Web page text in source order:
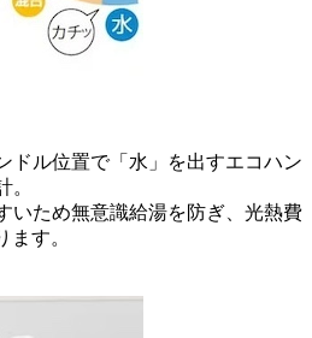
ドル位置で「水」を出すエコハン
。
いため無意識給湯を防ぎ、光熱費
ます。